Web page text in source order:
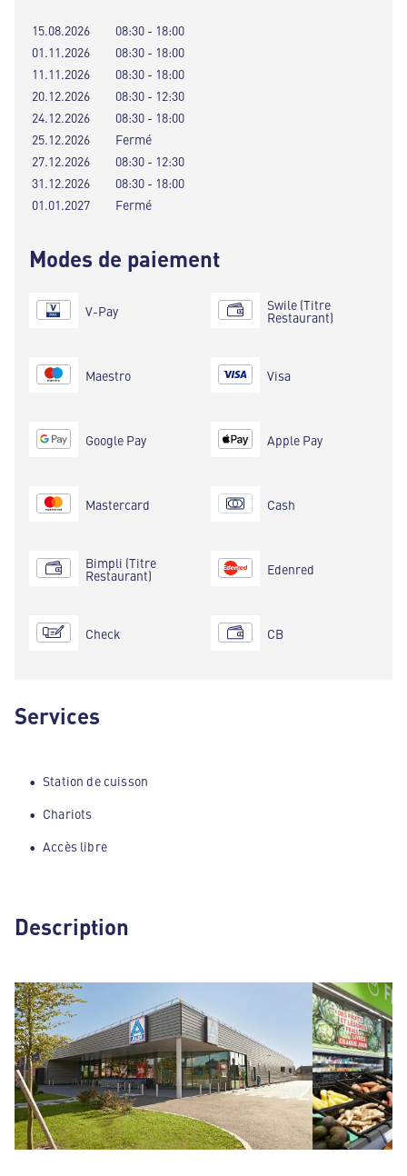
15.08.2026
08:30 - 18:00
01.11.2026
08:30 - 18:00
11.11.2026
08:30 - 18:00
20.12.2026
08:30 - 12:30
24.12.2026
08:30 - 18:00
25.12.2026
Fermé
27.12.2026
08:30 - 12:30
31.12.2026
08:30 - 18:00
01.01.2027
Fermé
Modes de paiement
V-Pay
Maestro
Google Pay
Mastercard
Bimpli (Titre
Restaurant)
Check
Swile (Titre
Restaurant)
Visa
Apple Pay
Cash
Edenred
CB
Services
Station de cuisson
Chariots
Accès libre
Description